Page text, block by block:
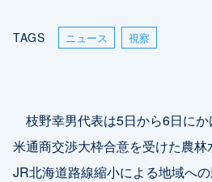
TAGS ニュース 視察
枝野幸男代表は5日から6日に
米通商交渉大枠合意を受けた農林
JR北海道路線縮小による地域へ